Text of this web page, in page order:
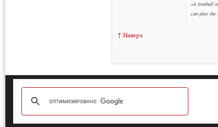
«A football
can play the
↑ Наверх